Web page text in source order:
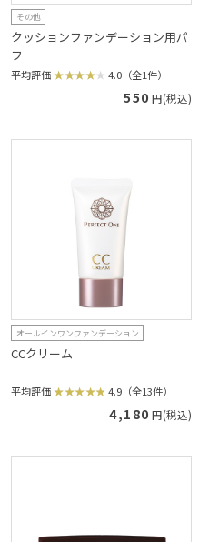
その他
クッションファンデーション用パ
フ
平均評価 4.0（全1件）
550 円(税込)
オールインワンファンデーション
CCクリーム
平均評価 4.9（全13件）
4,180 円(税込)